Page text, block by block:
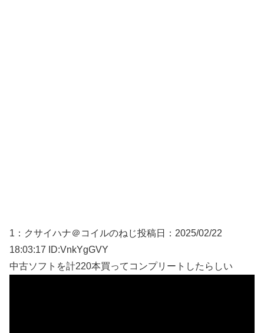
1： クサイハナ＠コイルのねじ投稿日：2025/02/22
18:03:17 ID:VnkYgGVY
中古ソフトを計220本買ってコンプリートしたらしい